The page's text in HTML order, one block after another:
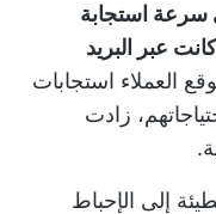
استجابة
عبر البريد
العملاء استجابات
زادت
إلى الإحباط